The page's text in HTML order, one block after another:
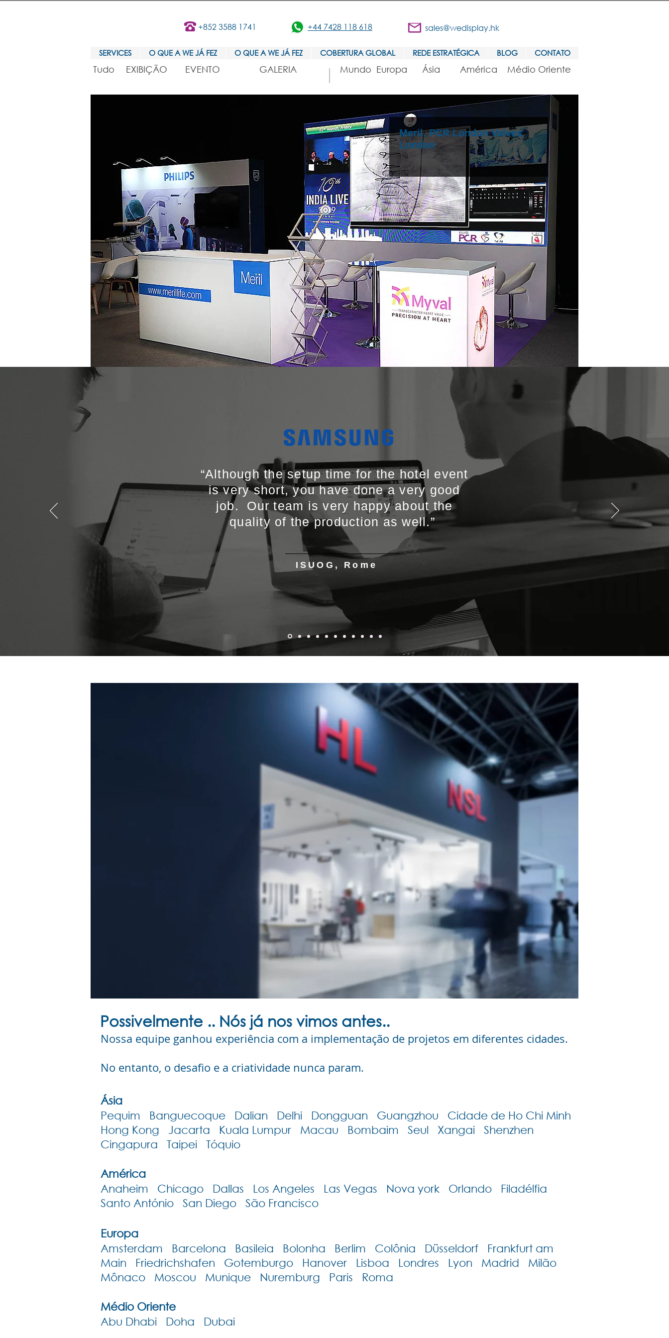
+852 3588 1741 +44 7428 118 618 sales@wedisplay.hk
SERVICES O QUE A WE JÁ FEZ O QUE A WE JÁ FEZ COBERTURA GLOBAL REDE ESTRATÉGICA BLOG CONTATO
Tudo EXIBIÇÃO EVENTO GALERIA Mundo Europa Ásia América Médio Oriente
Meril, PCR London Valves,
London
ISUOG, Rome
“Although the setup time for the hotel event
is very short, you have done a very good
job. Our team is very happy about the
quality of the production as well.”
Possivelmente .. Nós já nos vimos antes..
Nossa equipe ganhou experiência com a implementação de projetos em diferentes cidades.
No entanto, o desafio e a criatividade nunca param.
Ásia
Pequim Banguecoque Dalian Delhi Dongguan Guangzhou Cidade de Ho Chi Minh
Hong Kong Jacarta Kuala Lumpur Macau Bombaim Seul Xangai Shenzhen
Cingapura Taipei Tóquio
América
Anaheim Chicago Dallas Los Angeles Las Vegas Nova york Orlando Filadélfia
Santo António San Diego São Francisco
Europa
Amsterdam Barcelona Basileia Bolonha Berlim Colônia Düsseldorf Frankfurt am
Main Friedrichshafen Gotemburgo Hanover Lisboa Londres Lyon Madrid Milão
Mônaco Moscou Munique Nuremburg Paris Roma
Médio Oriente
Abu Dhabi Doha Dubai